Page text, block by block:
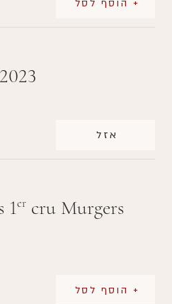
+ הוסף לסל
אזל
1er cru Murgers
+ הוסף לסל